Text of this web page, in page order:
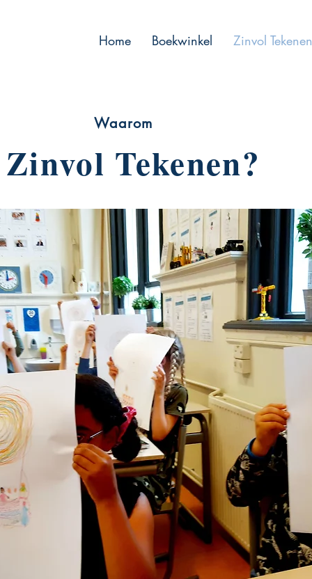
Home Boekwinkel Zinvol Tekenen
Waarom
Zinvol Tekenen?